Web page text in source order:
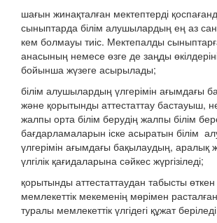
шағын жинақталған мектептерді
сыныптарда білім алушылардың ең аз
кем болмауы тиіс. Мектепалды
анасының немесе өзге де заңды
бойынша жүзеге асырылады;
білім алушылардың үлгерімін ағымдағы
және қорытынды аттестаттау бастауыш,
жалпы орта білім берудің жалпы білім
бағдарламаларын іске асыратын білім
үлгерімін ағымдағы бақылаудың, аралық
үлгілік қағидаларына сәйкес жүргізіледі;
қорытынды аттестаттаудан табысты өткен
мемлекеттік мекеменің мөрімен расталған
туралы мемлекеттік үлгідегі құжат